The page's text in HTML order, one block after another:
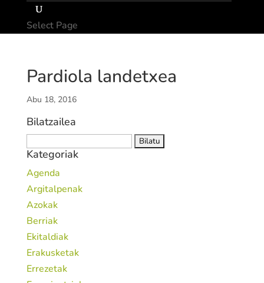
Select Page
Pardiola landetxea
Abu 18, 2016
Bilatzailea
Kategoriak
Agenda
Argitalpenak
Azokak
Berriak
Ekitaldiak
Erakusketak
Errezetak